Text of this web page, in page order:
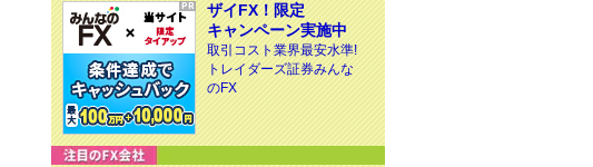
ザイFX！限定
キャンペーン実施中
取引コスト業界最安水準!
トレイダーズ証券みんな
のFX